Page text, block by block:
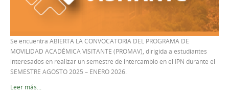
Se encuentra ABIERTA LA CONVOCATORIA DEL PROGRAMA DE
MOVILIDAD ACADÉMICA VISITANTE (PROMAV), dirigida a estudiantes
interesados en realizar un semestre de intercambio en el IPN durante el
SEMESTRE AGOSTO 2025 – ENERO 2026.
Leer más...